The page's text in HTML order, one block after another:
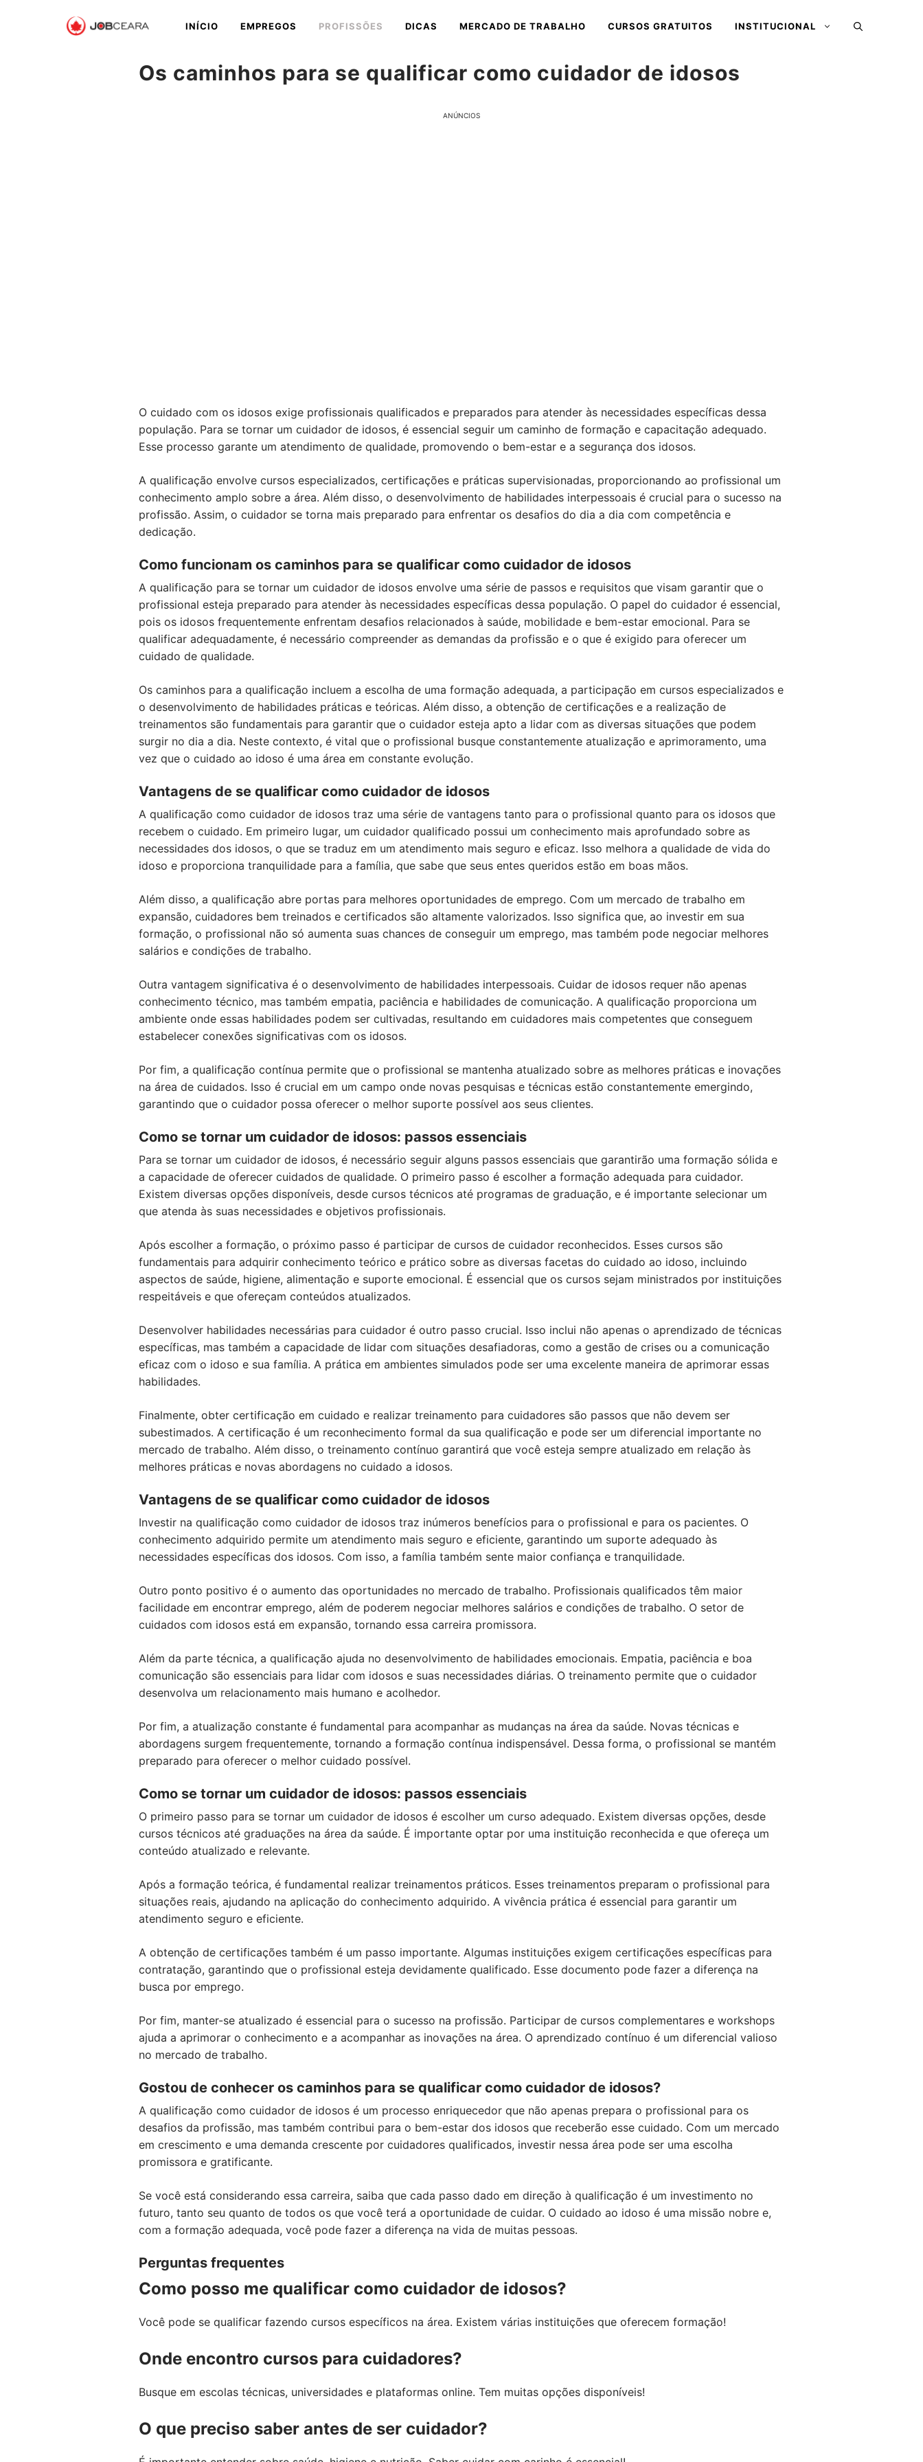
INÍCIO EMPREGOS PROFISSÕES DICAS MERCADO DE TRABALHO CURSOS GRATUITOS INSTITUCIONAL
Os caminhos para se qualificar como cuidador de idosos
ANÚNCIOS
O cuidado com os idosos exige profissionais qualificados e preparados para atender às necessidades específicas dessa
população. Para se tornar um cuidador de idosos, é essencial seguir um caminho de formação e capacitação adequado.
Esse processo garante um atendimento de qualidade, promovendo o bem-estar e a segurança dos idosos.
A qualificação envolve cursos especializados, certificações e práticas supervisionadas, proporcionando ao profissional um
conhecimento amplo sobre a área. Além disso, o desenvolvimento de habilidades interpessoais é crucial para o sucesso na
profissão. Assim, o cuidador se torna mais preparado para enfrentar os desafios do dia a dia com competência e
dedicação.
Como funcionam os caminhos para se qualificar como cuidador de idosos
A qualificação para se tornar um cuidador de idosos envolve uma série de passos e requisitos que visam garantir que o
profissional esteja preparado para atender às necessidades específicas dessa população. O papel do cuidador é essencial,
pois os idosos frequentemente enfrentam desafios relacionados à saúde, mobilidade e bem-estar emocional. Para se
qualificar adequadamente, é necessário compreender as demandas da profissão e o que é exigido para oferecer um
cuidado de qualidade.
Os caminhos para a qualificação incluem a escolha de uma formação adequada, a participação em cursos especializados e
o desenvolvimento de habilidades práticas e teóricas. Além disso, a obtenção de certificações e a realização de
treinamentos são fundamentais para garantir que o cuidador esteja apto a lidar com as diversas situações que podem
surgir no dia a dia. Neste contexto, é vital que o profissional busque constantemente atualização e aprimoramento, uma
vez que o cuidado ao idoso é uma área em constante evolução.
Vantagens de se qualificar como cuidador de idosos
A qualificação como cuidador de idosos traz uma série de vantagens tanto para o profissional quanto para os idosos que
recebem o cuidado. Em primeiro lugar, um cuidador qualificado possui um conhecimento mais aprofundado sobre as
necessidades dos idosos, o que se traduz em um atendimento mais seguro e eficaz. Isso melhora a qualidade de vida do
idoso e proporciona tranquilidade para a família, que sabe que seus entes queridos estão em boas mãos.
Além disso, a qualificação abre portas para melhores oportunidades de emprego. Com um mercado de trabalho em
expansão, cuidadores bem treinados e certificados são altamente valorizados. Isso significa que, ao investir em sua
formação, o profissional não só aumenta suas chances de conseguir um emprego, mas também pode negociar melhores
salários e condições de trabalho.
Outra vantagem significativa é o desenvolvimento de habilidades interpessoais. Cuidar de idosos requer não apenas
conhecimento técnico, mas também empatia, paciência e habilidades de comunicação. A qualificação proporciona um
ambiente onde essas habilidades podem ser cultivadas, resultando em cuidadores mais competentes que conseguem
estabelecer conexões significativas com os idosos.
Por fim, a qualificação contínua permite que o profissional se mantenha atualizado sobre as melhores práticas e inovações
na área de cuidados. Isso é crucial em um campo onde novas pesquisas e técnicas estão constantemente emergindo,
garantindo que o cuidador possa oferecer o melhor suporte possível aos seus clientes.
Como se tornar um cuidador de idosos: passos essenciais
Para se tornar um cuidador de idosos, é necessário seguir alguns passos essenciais que garantirão uma formação sólida e
a capacidade de oferecer cuidados de qualidade. O primeiro passo é escolher a formação adequada para cuidador.
Existem diversas opções disponíveis, desde cursos técnicos até programas de graduação, e é importante selecionar um
que atenda às suas necessidades e objetivos profissionais.
Após escolher a formação, o próximo passo é participar de cursos de cuidador reconhecidos. Esses cursos são
fundamentais para adquirir conhecimento teórico e prático sobre as diversas facetas do cuidado ao idoso, incluindo
aspectos de saúde, higiene, alimentação e suporte emocional. É essencial que os cursos sejam ministrados por instituições
respeitáveis e que ofereçam conteúdos atualizados.
Desenvolver habilidades necessárias para cuidador é outro passo crucial. Isso inclui não apenas o aprendizado de técnicas
específicas, mas também a capacidade de lidar com situações desafiadoras, como a gestão de crises ou a comunicação
eficaz com o idoso e sua família. A prática em ambientes simulados pode ser uma excelente maneira de aprimorar essas
habilidades.
Finalmente, obter certificação em cuidado e realizar treinamento para cuidadores são passos que não devem ser
subestimados. A certificação é um reconhecimento formal da sua qualificação e pode ser um diferencial importante no
mercado de trabalho. Além disso, o treinamento contínuo garantirá que você esteja sempre atualizado em relação às
melhores práticas e novas abordagens no cuidado a idosos.
Vantagens de se qualificar como cuidador de idosos
Investir na qualificação como cuidador de idosos traz inúmeros benefícios para o profissional e para os pacientes. O
conhecimento adquirido permite um atendimento mais seguro e eficiente, garantindo um suporte adequado às
necessidades específicas dos idosos. Com isso, a família também sente maior confiança e tranquilidade.
Outro ponto positivo é o aumento das oportunidades no mercado de trabalho. Profissionais qualificados têm maior
facilidade em encontrar emprego, além de poderem negociar melhores salários e condições de trabalho. O setor de
cuidados com idosos está em expansão, tornando essa carreira promissora.
Além da parte técnica, a qualificação ajuda no desenvolvimento de habilidades emocionais. Empatia, paciência e boa
comunicação são essenciais para lidar com idosos e suas necessidades diárias. O treinamento permite que o cuidador
desenvolva um relacionamento mais humano e acolhedor.
Por fim, a atualização constante é fundamental para acompanhar as mudanças na área da saúde. Novas técnicas e
abordagens surgem frequentemente, tornando a formação contínua indispensável. Dessa forma, o profissional se mantém
preparado para oferecer o melhor cuidado possível.
Como se tornar um cuidador de idosos: passos essenciais
O primeiro passo para se tornar um cuidador de idosos é escolher um curso adequado. Existem diversas opções, desde
cursos técnicos até graduações na área da saúde. É importante optar por uma instituição reconhecida e que ofereça um
conteúdo atualizado e relevante.
Após a formação teórica, é fundamental realizar treinamentos práticos. Esses treinamentos preparam o profissional para
situações reais, ajudando na aplicação do conhecimento adquirido. A vivência prática é essencial para garantir um
atendimento seguro e eficiente.
A obtenção de certificações também é um passo importante. Algumas instituições exigem certificações específicas para
contratação, garantindo que o profissional esteja devidamente qualificado. Esse documento pode fazer a diferença na
busca por emprego.
Por fim, manter-se atualizado é essencial para o sucesso na profissão. Participar de cursos complementares e workshops
ajuda a aprimorar o conhecimento e a acompanhar as inovações na área. O aprendizado contínuo é um diferencial valioso
no mercado de trabalho.
Gostou de conhecer os caminhos para se qualificar como cuidador de idosos?
A qualificação como cuidador de idosos é um processo enriquecedor que não apenas prepara o profissional para os
desafios da profissão, mas também contribui para o bem-estar dos idosos que receberão esse cuidado. Com um mercado
em crescimento e uma demanda crescente por cuidadores qualificados, investir nessa área pode ser uma escolha
promissora e gratificante.
Se você está considerando essa carreira, saiba que cada passo dado em direção à qualificação é um investimento no
futuro, tanto seu quanto de todos os que você terá a oportunidade de cuidar. O cuidado ao idoso é uma missão nobre e,
com a formação adequada, você pode fazer a diferença na vida de muitas pessoas.
Perguntas frequentes
Como posso me qualificar como cuidador de idosos?
Você pode se qualificar fazendo cursos específicos na área. Existem várias instituições que oferecem formação!
Onde encontro cursos para cuidadores?
Busque em escolas técnicas, universidades e plataformas online. Tem muitas opções disponíveis!
O que preciso saber antes de ser cuidador?